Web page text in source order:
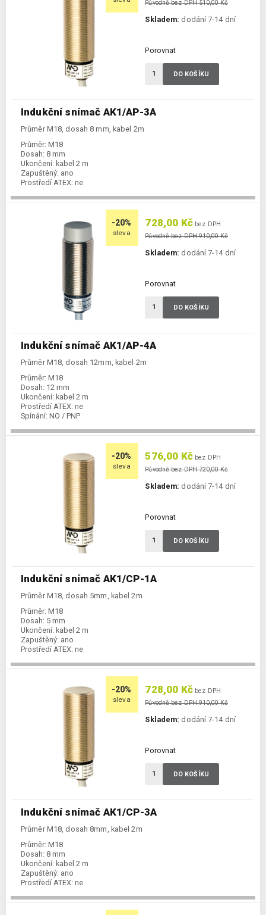
Indukční snímač AK1/AP-3A
Průměr M18, dosah 8 mm, kabel 2m
Průměr: M18
Dosah: 8 mm
Ukončení: kabel 2 m
Zapuštěný: ano
Prostředí ATEX: ne
Původně bez DPH 510,00 Kč
Skladem: dodání 7-14 dní
Porovnat
DO KOŠÍKU
-20%
sleva
Indukční snímač AK1/AP-4A
Průměr M18, dosah 12mm, kabel 2m
Průměr: M18
Dosah: 12 mm
Ukončení: kabel 2 m
Prostředí ATEX: ne
Spínání: NO / PNP
728,00 Kč bez DPH
Původně bez DPH 910,00 Kč
Skladem: dodání 7-14 dní
Porovnat
DO KOŠÍKU
-20%
sleva
Indukční snímač AK1/CP-1A
Průměr M18, dosah 5mm, kabel 2m
Průměr: M18
Dosah: 5 mm
Ukončení: kabel 2 m
Zapuštěný: ano
Prostředí ATEX: ne
576,00 Kč bez DPH
Původně bez DPH 720,00 Kč
Skladem: dodání 7-14 dní
Porovnat
DO KOŠÍKU
-20%
sleva
Indukční snímač AK1/CP-3A
Průměr M18, dosah 8mm, kabel 2m
Průměr: M18
Dosah: 8 mm
Ukončení: kabel 2 m
Zapuštěný: ano
Prostředí ATEX: ne
728,00 Kč bez DPH
Původně bez DPH 910,00 Kč
Skladem: dodání 7-14 dní
Porovnat
DO KOŠÍKU